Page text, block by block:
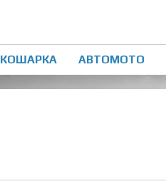
КОШАРКА АВТОМОТО